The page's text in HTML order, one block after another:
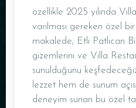
özellikle 2025 yılında
varılması gereken özel
makalede, Etli Patlıcan
gizemlerini ve Villa
sunulduğunu
lezzet hem de sunum
deneyim sunan bu özel